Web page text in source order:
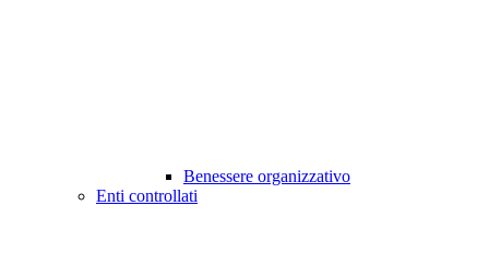
Benessere organizzativo
Enti controllati